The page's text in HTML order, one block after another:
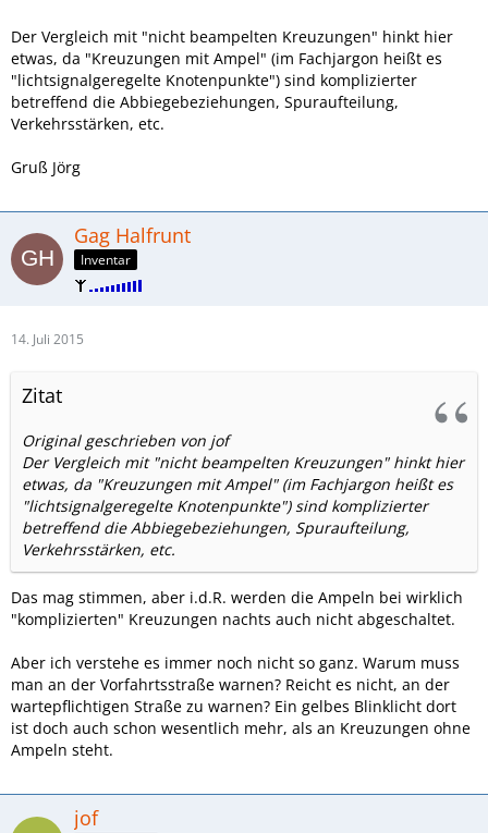
Der Vergleich mit "nicht beampelten Kreuzungen" hinkt hier
etwas, da "Kreuzungen mit Ampel" (im Fachjargon heißt es
"lichtsignalgeregelte Knotenpunkte") sind komplizierter
betreffend die Abbiegebeziehungen, Spuraufteilung,
Verkehrsstärken, etc.
Gruß Jörg
Gag Halfrunt
Inventar
14. Juli 2015
Zitat
Original geschrieben von jof
Der Vergleich mit "nicht beampelten Kreuzungen" hinkt hier
etwas, da "Kreuzungen mit Ampel" (im Fachjargon heißt es
"lichtsignalgeregelte Knotenpunkte") sind komplizierter
betreffend die Abbiegebeziehungen, Spuraufteilung,
Verkehrsstärken, etc.
Das mag stimmen, aber i.d.R. werden die Ampeln bei wirklich
"komplizierten" Kreuzungen nachts auch nicht abgeschaltet.
Aber ich verstehe es immer noch nicht so ganz. Warum muss
man an der Vorfahrtsstraße warnen? Reicht es nicht, an der
wartepflichtigen Straße zu warnen? Ein gelbes Blinklicht dort
ist doch auch schon wesentlich mehr, als an Kreuzungen ohne
Ampeln steht.
jof